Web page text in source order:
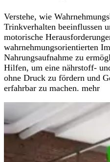
Verstehe, wie
Trinkverhalten beeinflussen
motorische
wahrnehmungsorientierten
Nahrungsaufnahme zu
Hilfen, um eine nährstoff-
ohne Druck zu fördern und
erfahrbar zu machen. mehr